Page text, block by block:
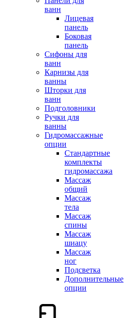
ванн
Лицевая
панель
Боковая
панель
Сифоны для
ванн
Карнизы для
ванны
Шторки для
ванн
Подголовники
Ручки для
ванны
Гидромассажные
опции
Стандартные
комплекты
гидромассажа
Массаж
общий
Массаж
тела
Массаж
спины
Массаж
шиацу
Массаж
ног
Подсветка
Дополнительные
опции